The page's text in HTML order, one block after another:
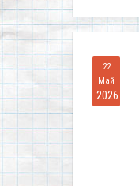
22
Май
2026